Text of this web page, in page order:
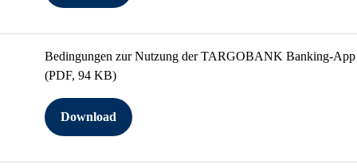
Bedingungen zur Nutzung der TARGOBANK Banking-App
(PDF, 94 KB)
Download